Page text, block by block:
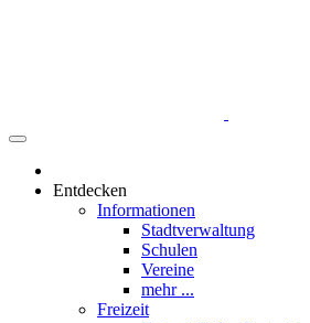
Entdecken
Informationen
Stadtverwaltung
Schulen
Vereine
mehr ...
Freizeit